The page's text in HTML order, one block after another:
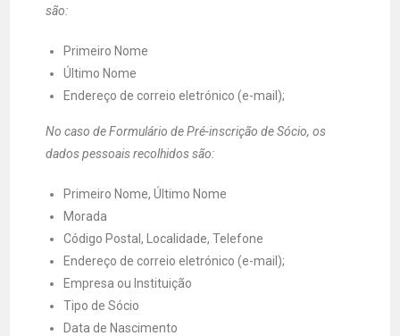
são:
Primeiro Nome
Último Nome
Endereço de correio eletrónico (e-mail);
No caso de Formulário de Pré-inscrição de Sócio, os
dados pessoais recolhidos são:
Primeiro Nome, Último Nome
Morada
Código Postal, Localidade, Telefone
Endereço de correio eletrónico (e-mail);
Empresa ou Instituição
Tipo de Sócio
Data de Nascimento